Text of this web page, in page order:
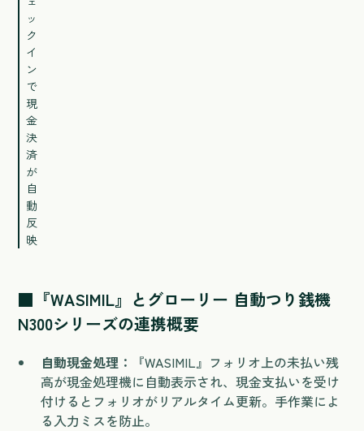
ッ
ク
イ
ン
で
現
金
決
済
が
自
動
反
映
■『WASIMIL』とグローリー 自動つり銭機
N300シリーズの連携概要
自動現金処理：
『WASIMIL』フォリオ上の未払い残
高が現金処理機に自動表示され、現金支払いを受け
付けるとフォリオがリアルタイム更新。手作業によ
る入力ミスを防止。